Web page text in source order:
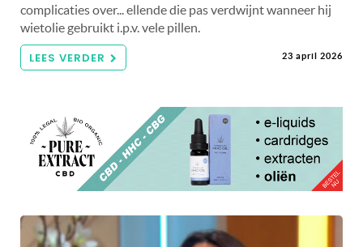
complicaties over... ellende die pas verdwijnt wanneer hij
wietolie gebruikt i.p.v. vele pillen.
LEES VERDER 23 april 2026